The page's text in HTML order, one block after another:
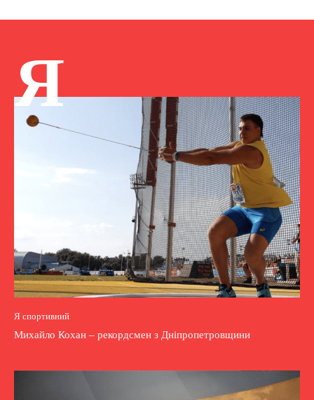
Я
Я спортивний
Михайло Кохан – рекордсмен з Дніпропетровщини